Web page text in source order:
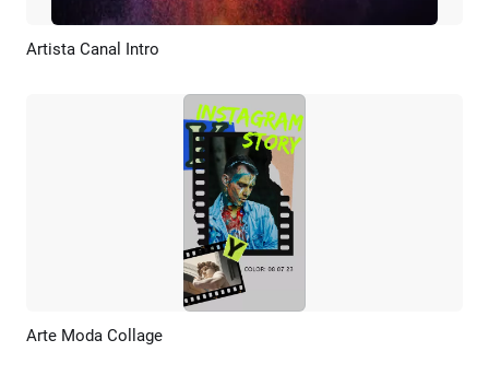
Previsualizar
Artista Canal Intro
Previsualizar
Arte Moda Collage